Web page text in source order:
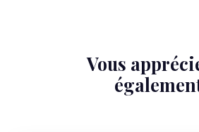
Vous